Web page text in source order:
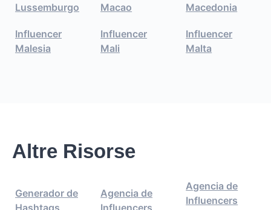
Lussemburgo
Macao
Macedonia
Influencer
Malesia
Influencer
Mali
Influencer
Malta
Altre Risorse
Generador de
Hashtags
Agencia de
Influencers
Agencia de
Influencers